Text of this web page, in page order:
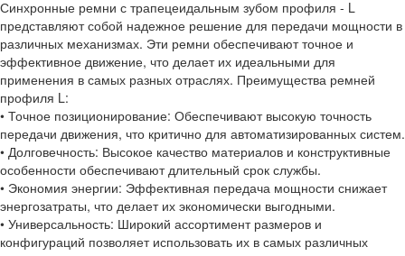
Синхронные ремни с трапецеидальным зубом профиля - L
представляют собой надежное решение для передачи мощности в
различных механизмах. Эти ремни обеспечивают точное и
эффективное движение, что делает их идеальными для
применения в самых разных отраслях. Преимущества ремней
профиля L:
• Точное позиционирование: Обеспечивают высокую точность
передачи движения, что критично для автоматизированных систем.
• Долговечность: Высокое качество материалов и конструктивные
особенности обеспечивают длительный срок службы.
• Экономия энергии: Эффективная передача мощности снижает
энергозатраты, что делает их экономически выгодными.
• Универсальность: Широкий ассортимент размеров и
конфигураций позволяет использовать их в самых различных